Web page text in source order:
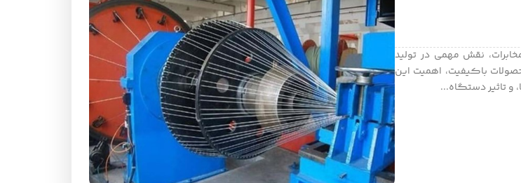
نقش مهمی در تولید
باکیفیت، اهمیت این
و تاثیر دستگاه...